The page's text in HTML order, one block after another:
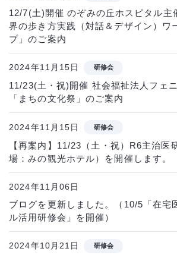
12/7(土)開催 のぞみの丘ホスピタル主
界の歩き方実践（対話＆デザイン）ワ
プ」のご案内
2024年11月15日 研修会
11/23(土・祝)開催 社会福祉法人フェ
「まちの文化祭」のご案内
2024年11月15日 研修会
【再案内】11/23（土・祝）R6主治医
場：みの観光ホテル）を開催します。
2024年11月06日
ブログを更新しました。（10/5「在宅
ル活用研修会」を開催）
2024年10月21日 研修会